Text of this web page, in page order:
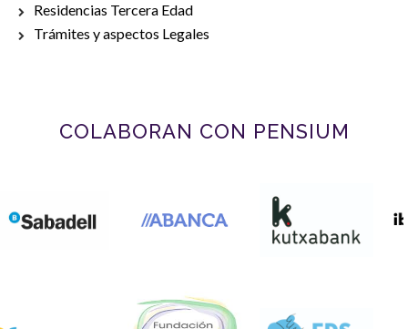
Residencias Tercera Edad
Trámites y aspectos Legales
COLABORAN CON PENSIUM